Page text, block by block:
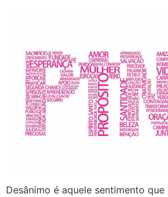
Desânimo é aquele sentimento